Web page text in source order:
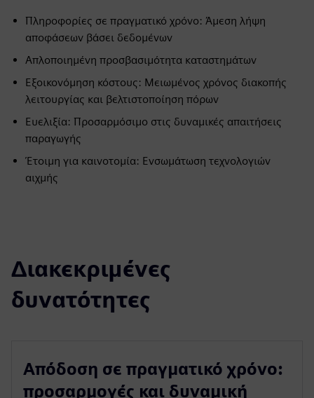
Πληροφορίες σε πραγματικό χρόνο: Άμεση λήψη
αποφάσεων βάσει δεδομένων
Απλοποιημένη προσβασιμότητα καταστημάτων
Εξοικονόμηση κόστους: Μειωμένος χρόνος διακοπής
λειτουργίας και βελτιστοποίηση πόρων
Ευελιξία: Προσαρμόσιμο στις δυναμικές απαιτήσεις
παραγωγής
Έτοιμη για καινοτομία: Ενσωμάτωση τεχνολογιών
αιχμής
Διακεκριμένες
δυνατότητες
Απόδοση σε πραγματικό χρόνο:
προσαρμογές και δυναμική